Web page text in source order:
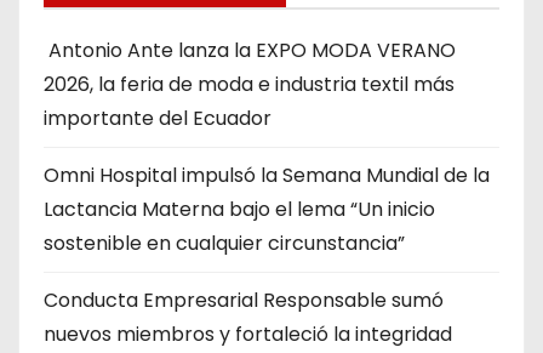
Antonio Ante lanza la EXPO MODA VERANO
2026, la feria de moda e industria textil más
importante del Ecuador
Omni Hospital impulsó la Semana Mundial de la
Lactancia Materna bajo el lema “Un inicio
sostenible en cualquier circunstancia”
Conducta Empresarial Responsable sumó
nuevos miembros y fortaleció la integridad